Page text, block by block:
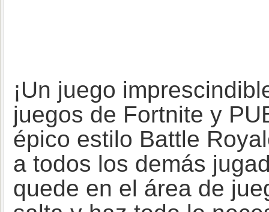
¡Un juego
juegos de Fortnite y
épico estilo Battle
a todos los demás
quede en el área de